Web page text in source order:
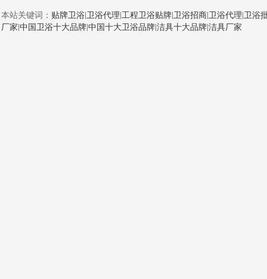
本站关键词： 贴牌卫浴|卫浴代理|工程卫浴贴牌|卫浴招商|卫浴代理|卫浴
厂家|中国卫浴十大品牌|中国十大卫浴品牌|洁具十大品牌|洁具厂家